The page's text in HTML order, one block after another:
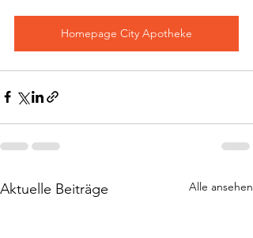
Homepage City Apotheke
Aktuelle Beiträge Alle ansehen